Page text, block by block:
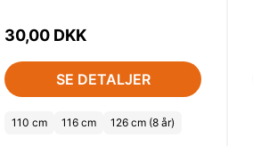
30,00 DKK
SE DETALJER
110 cm 116 cm 126 cm (8 år)